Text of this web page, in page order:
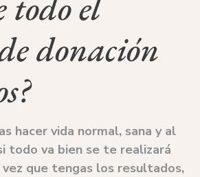
donación
hacer vida normal, sana y al
todo va bien se te realizará
vez que tengas los resultados,